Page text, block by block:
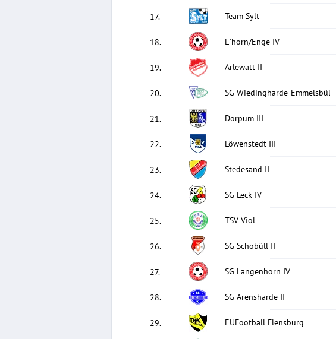
17. Team Sylt
18. L`horn/Enge IV
19. Arlewatt II
20. SG Wiedingharde-Emmelsbüll II
21. Dörpum III
22. Löwenstedt III
23. Stedesand II
24. SG Leck IV
25. TSV Viöl
26. SG Schobüll II
27. SG Langenhorn IV
28. SG Arensharde II
29. EUFootball Flensburg